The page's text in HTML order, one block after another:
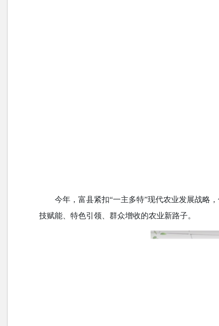
今年，富县紧扣“一主多特”现代农业发展战略
技赋能、特色引领、群众增收的农业新路子。